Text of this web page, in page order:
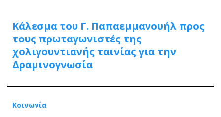
Κάλεσμα του Γ. Παπαεμμανουήλ προς
τους πρωταγωνιστές της
χολιγουντιανής ταινίας για την
Δραμινογνωσία
Κοινωνία